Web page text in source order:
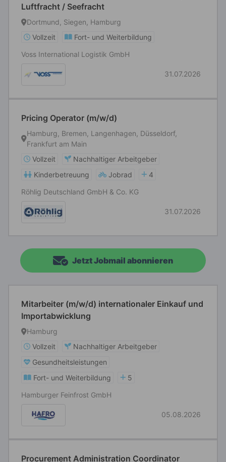
Luftfracht / Seefracht
Dortmund, Siegen, Hamburg
Vollzeit
Fort- und Weiterbildung
Voss International Logistik GmbH
31.07.2026
Pricing Operator (m/w/d)
Hamburg, Bremen, Langenhagen, Düsseldorf,
Frankfurt am Main
Vollzeit
Nachhaltiger Arbeitgeber
Kinderbetreuung
Jobrad
4
Röhlig Deutschland GmbH & Co. KG
31.07.2026
Jetzt Jobmail abonnieren
Mitarbeiter (m/w/d) internationaler Einkauf und
Importabwicklung
Hamburg
Vollzeit
Nachhaltiger Arbeitgeber
Gesundheitsleistungen
Fort- und Weiterbildung
5
Hamburger Feinfrost GmbH
05.08.2026
Procurement Administration Coordinator